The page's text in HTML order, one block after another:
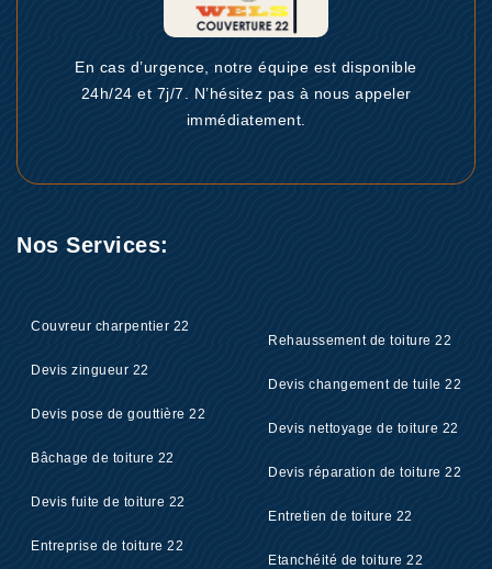
En cas d’urgence, notre équipe est disponible
24h/24 et 7j/7. N’hésitez pas à nous appeler
immédiatement.
Nos Services:
Couvreur charpentier 22
Devis zingueur 22
Devis pose de gouttière 22
Bâchage de toiture 22
Devis fuite de toiture 22
Entreprise de toiture 22
Rehaussement de toiture 22
Devis changement de tuile 22
Devis nettoyage de toiture 22
Devis réparation de toiture 22
Entretien de toiture 22
Etanchéité de toiture 22